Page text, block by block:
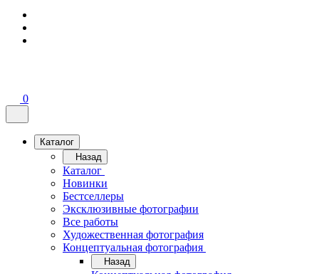
0
Каталог
Назад
Каталог
Новинки
Бестселлеры
Эксклюзивные фотографии
Все работы
Художественная фотография
Концептуальная фотография
Назад